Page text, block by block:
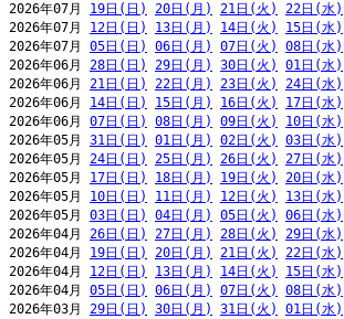
2026年07月 19日(日) 20日(月) 21日(火) 22日(水)
2026年07月 12日(日) 13日(月) 14日(火) 15日(水)
2026年07月 05日(日) 06日(月) 07日(火) 08日(水)
2026年06月 28日(日) 29日(月) 30日(火) 01日(水)
2026年06月 21日(日) 22日(月) 23日(火) 24日(水)
2026年06月 14日(日) 15日(月) 16日(火) 17日(水)
2026年06月 07日(日) 08日(月) 09日(火) 10日(水)
2026年05月 31日(日) 01日(月) 02日(火) 03日(水)
2026年05月 24日(日) 25日(月) 26日(火) 27日(水)
2026年05月 17日(日) 18日(月) 19日(火) 20日(水)
2026年05月 10日(日) 11日(月) 12日(火) 13日(水)
2026年05月 03日(日) 04日(月) 05日(火) 06日(水)
2026年04月 26日(日) 27日(月) 28日(火) 29日(水)
2026年04月 19日(日) 20日(月) 21日(火) 22日(水)
2026年04月 12日(日) 13日(月) 14日(火) 15日(水)
2026年04月 05日(日) 06日(月) 07日(火) 08日(水)
2026年03月 29日(日) 30日(月) 31日(火) 01日(水)